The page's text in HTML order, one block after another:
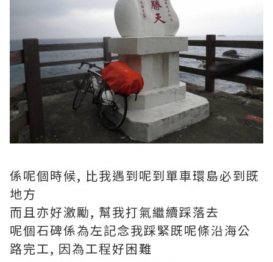
係呢個時候, 比我遇到呢到單車環島必到既
地方
而且亦好激勵, 幫我打氣繼續踩落去
呢個石碑係為左記念我踩緊既呢條沿海公
路完工, 因為工程好困難